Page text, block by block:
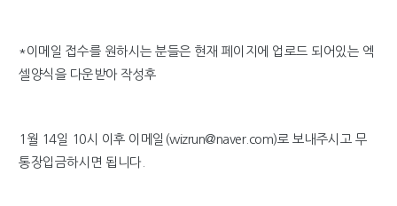
*이메일 접수를 원하시는 분들은 현재 페이지에 업로드 되어있는 엑
셀양식을 다운받아 작성후
1월 14일 10시 이후 이메일(wizrun@naver.com)로 보내주시고 무
통장입금하시면 됩니다.